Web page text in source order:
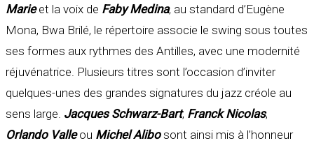
Marieet la voix de Faby Medina, au standard d’Eugène
Mona, Bwa Brilé, le répertoire associe le swing sous toutes
ses formes aux rythmes des Antilles, avec une modernité
réjuvénatrice. Plusieurs titres sont l’occasion d’inviter
quelques-unes des grandes signatures du jazz créole au
sens large. Jacques Schwarz-Bart, Franck Nicolas,
Orlando Valleou Michel Alibosont ainsi mis à l’honneur